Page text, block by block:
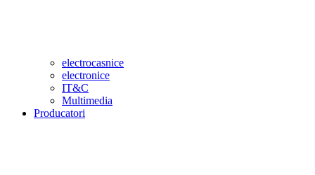
electrocasnice
electronice
IT&C
Multimedia
Producatori